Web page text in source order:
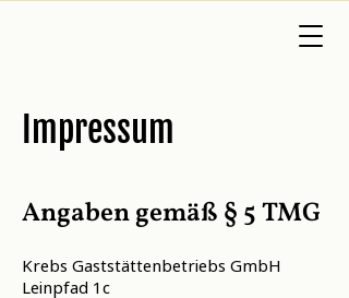
Impressum
Angaben gemäß § 5 TMG
Krebs Gaststättenbetriebs GmbH
Leinpfad 1c